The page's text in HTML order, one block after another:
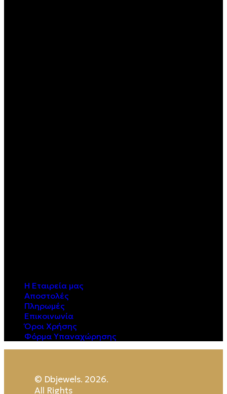
Η Εταιρεία μας
Αποστολές
Πληρωμές
Επικοινωνία
Όροι Χρήσης
Φόρμα Υπαναχώρησης
© Dbjewels. 2026.
All Rights